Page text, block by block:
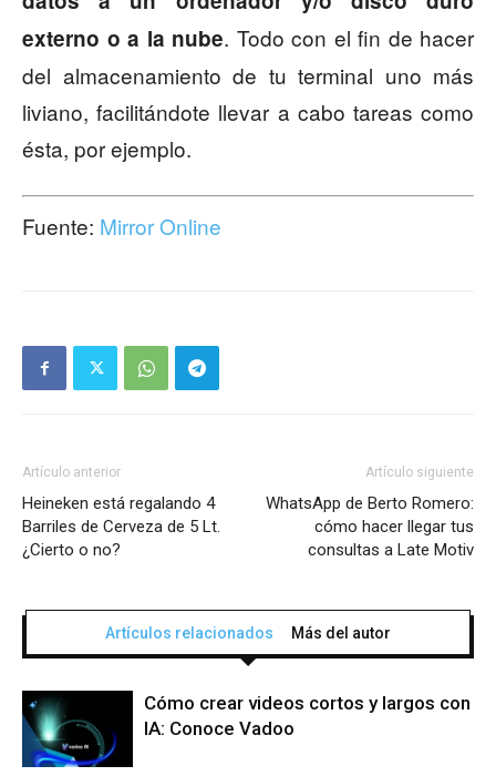
externo o a la nube. Todo con el fin de hacer
del almacenamiento de tu terminal uno más
liviano, facilitándote llevar a cabo tareas como
ésta, por ejemplo.
Fuente: Mirror Online
Artículo anterior
Heineken está regalando 4
Barriles de Cerveza de 5 Lt.
¿Cierto o no?
Artículo siguiente
WhatsApp de Berto Romero:
cómo hacer llegar tus
consultas a Late Motiv
Artículos relacionados Más del autor
Cómo crear videos cortos y largos con
IA: Conoce Vadoo